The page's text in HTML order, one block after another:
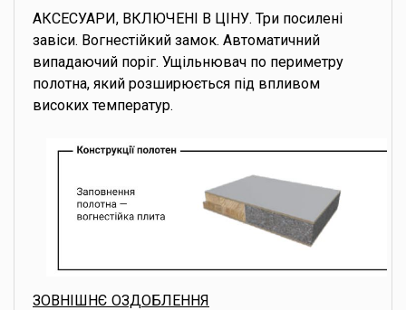
АКСЕСУАРИ, ВКЛЮЧЕНІ В ЦІНУ. Три посилені
завіси. Вогнестійкий замок. Автоматичний
випадаючий поріг. Ущільнювач по периметру
полотна, який розширюється під впливом
високих температур.
ЗОВНІШНЄ ОЗДОБЛЕННЯ